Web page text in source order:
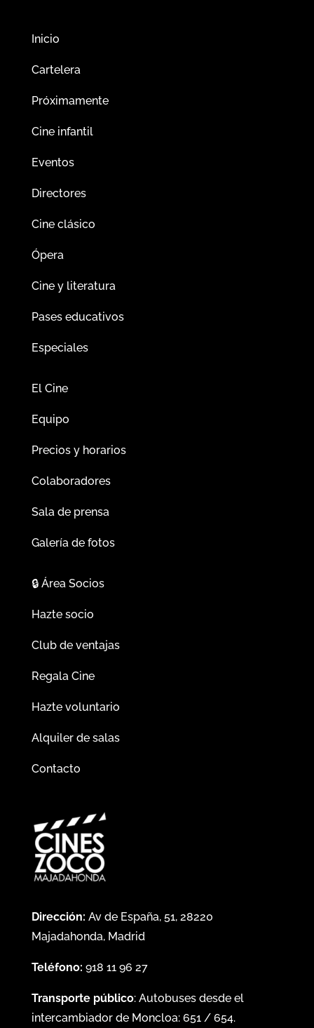
Inicio
Cartelera
Próximamente
Cine infantil
Eventos
Directores
Cine clásico
Ópera
Cine y literatura
Pases educativos
Especiales
El Cine
Equipo
Precios y horarios
Colaboradores
Sala de prensa
Galería de fotos
🔒Área Socios
Hazte socio
Club de ventajas
Regala Cine
Hazte voluntario
Alquiler de salas
Contacto
Dirección: Av de España, 51, 28220
Majadahonda, Madrid
Teléfono: 918 11 96 27
Transporte público: Autobuses desde el
intercambiador de Moncloa: 651/ 654.